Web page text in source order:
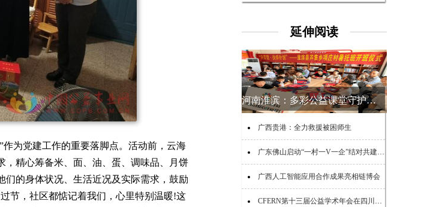
延伸阅读
河南淮滨：多彩公益课堂守护乡村少年夏日时光
广西贵港：全力救援被困师生
广东佛山启动“一村一V一企”结对共建助力“百千万工程”活动
广西人工智能应用合作成果亮相链博会
CFERN第十三届公益学术年会在四川峨眉山启幕
为党建工作的重要落脚点。活动前，云海
，精心筹备米、面、油、蛋、调味品、月饼
的身体状况、生活近况及实际需求，鼓励
节，社区都惦记着我们，心里特别温暖!这